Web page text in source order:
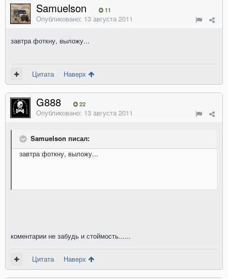
Samuelson 11
Опубликовано: 13 августа 2011
завтра фоткну, выложу...
Цитата Наверх
G888 22
Опубликовано: 13 августа 2011
Samuelson писал:
завтра фоткну, выложу...
коментарии не забудь и стоймость......
Цитата Наверх